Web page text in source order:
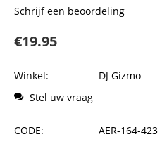
Schrijf een beoordeling
€19.95
Winkel:
DJ Gizmo
Stel uw vraag
CODE:
AER-164-423